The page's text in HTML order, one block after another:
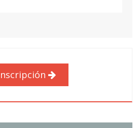
apóstrofo, las contracciones;